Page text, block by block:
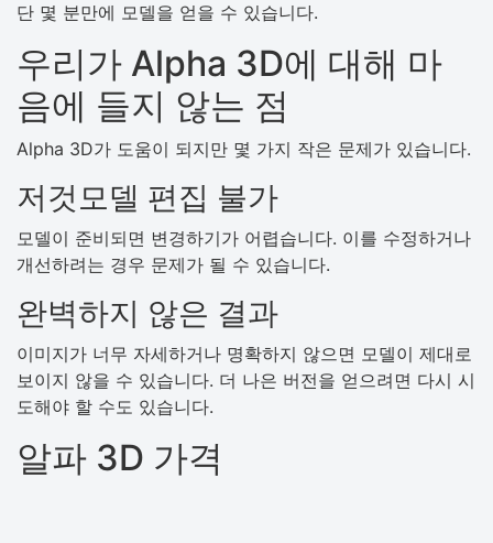
단 몇 분만에 모델을 얻을 수 있습니다.
우리가 Alpha 3D에 대해 마
음에 들지 않는 점
Alpha 3D가 도움이 되지만 몇 가지 작은 문제가 있습니다.
저것모델 편집 불가
모델이 준비되면 변경하기가 어렵습니다. 이를 수정하거나
개선하려는 경우 문제가 될 수 있습니다.
완벽하지 않은 결과
이미지가 너무 자세하거나 명확하지 않으면 모델이 제대로
보이지 않을 수 있습니다. 더 나은 버전을 얻으려면 다시 시
도해야 할 수도 있습니다.
알파 3D 가격